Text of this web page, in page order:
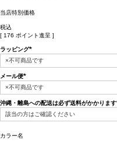
当店特別価格
税込
[ 176 ポイント進呈 ]
ラッピング
(必
メール便
(必
須)
沖縄・離島への配送は必ず送料がかかります
カラー名